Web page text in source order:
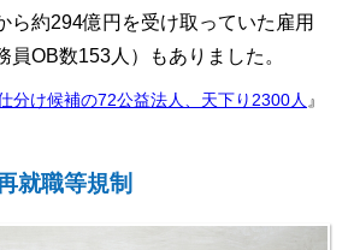
ら約294億円を受け取っていた雇用
員OB数153人）もありました。
分け候補の72公益法人、天下り2300人 』
就職等規制